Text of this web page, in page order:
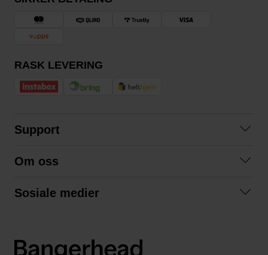
RASK LEVERING
Support
Kjøpsvilkår
Om oss
Sosiale medier
LinkedIn